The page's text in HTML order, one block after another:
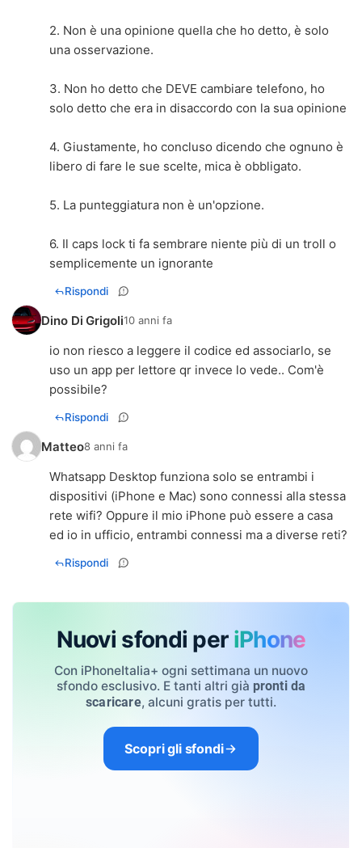
2. Non è una opinione quella che ho detto, è solo
una osservazione.
3. Non ho detto che DEVE cambiare telefono, ho
solo detto che era in disaccordo con la sua opinione
4. Giustamente, ho concluso dicendo che ognuno è
libero di fare le sue scelte, mica è obbligato.
5. La punteggiatura non è un'opzione.
6. Il caps lock ti fa sembrare niente più di un troll o
semplicemente un ignorante
Rispondi
Dino Di Grigoli10 anni fa
io non riesco a leggere il codice ed associarlo, se
uso un app per lettore qr invece lo vede.. Com'è
possibile?
Rispondi
Matteo8 anni fa
Whatsapp Desktop funziona solo se entrambi i
dispositivi (iPhone e Mac) sono connessi alla stessa
rete wifi? Oppure il mio iPhone può essere a casa
ed io in ufficio, entrambi connessi ma a diverse reti?
Rispondi
Nuovi sfondi per iPhone
Con iPhoneItalia+ ogni settimana un nuovo
sfondo esclusivo. E tanti altri già pronti da
scaricare, alcuni gratis per tutti.
Scopri gli sfondi